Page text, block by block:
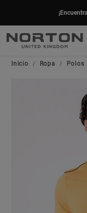
Inicio Ropa Polos